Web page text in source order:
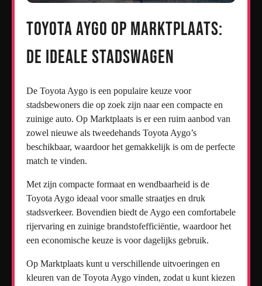
Toyota Aygo op Marktplaats:
De Ideale Stadswagen
De Toyota Aygo is een populaire keuze voor
stadsbewoners die op zoek zijn naar een compacte en
zuinige auto. Op Marktplaats is er een ruim aanbod van
zowel nieuwe als tweedehands Toyota Aygo’s
beschikbaar, waardoor het gemakkelijk is om de perfecte
match te vinden.
Met zijn compacte formaat en wendbaarheid is de
Toyota Aygo ideaal voor smalle straatjes en druk
stadsverkeer. Bovendien biedt de Aygo een comfortabele
rijervaring en zuinige brandstofefficiëntie, waardoor het
een economische keuze is voor dagelijks gebruik.
Op Marktplaats kunt u verschillende uitvoeringen en
kleuren van de Toyota Aygo vinden, zodat u kunt kiezen